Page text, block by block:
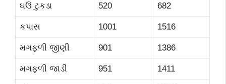
ઘઉં ટુકડા 520 682
કપાસ 1001 1516
મગફળી જીણી 901 1386
મગફળી જાડી 951 1411